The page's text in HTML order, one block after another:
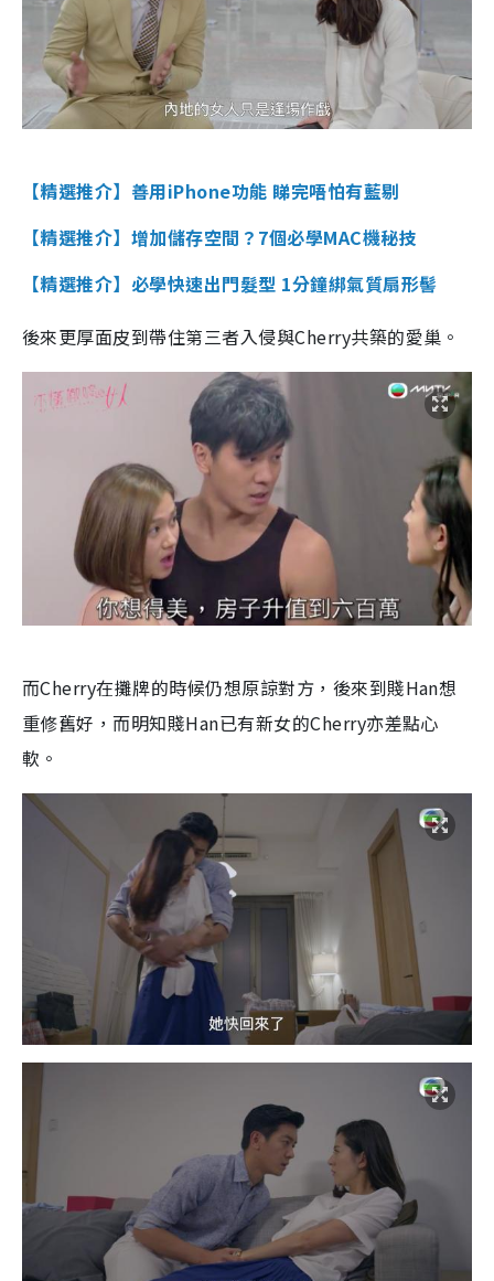
【精選推介】善用iPhone功能 睇完唔怕有藍剔
【精選推介】增加儲存空間？7個必學MAC機秘技
【精選推介】必學快速出門髮型 1分鐘綁氣質扇形髻
後來更厚面皮到帶住第三者入侵與Cherry共築的愛巢。
而Cherry在攤牌的時候仍想原諒對方，後來到賤Han想
重修舊好，而明知賤Han已有新女的Cherry亦差點心
軟。